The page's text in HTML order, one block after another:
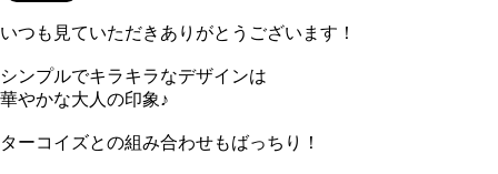
いつも見ていただきありがとうございます！
シンプルでキラキラなデザインは
華やかな大人の印象♪
ターコイズとの組み合わせもばっちり！